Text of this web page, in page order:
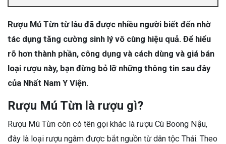
Rượu Mú Từn từ lâu đã được nhiều người biết đến nhờ
tác dụng tăng cường sinh lý vô cùng hiệu quả. Để hiểu
rõ hơn thành phần, công dụng và cách dùng và giá bán
loại rượu này, bạn đừng bỏ lỡ những thông tin sau đây
của Nhất Nam Y Viện.
Rượu Mú Từn là rượu gì?
Rượu Mú Từn còn có tên gọi khác là rượu Cù Boong Nậu,
đây là loại rượu ngâm được bắt nguồn từ dân tộc Thái. Theo